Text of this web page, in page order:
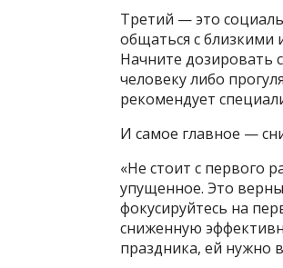
Третий — это
общаться с близкими
Начните дозировать
человеку либо
рекомендует
И самое главное —
«Не стоит с первого
упущенное. Это
фокусируйтесь на
сниженную
праздника, ей нужно